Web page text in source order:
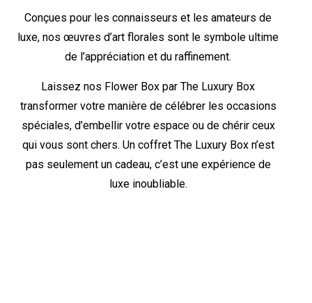
Conçues pour les connaisseurs et les amateurs de
luxe, nos œuvres d’art florales sont le symbole ultime
de l’appréciation et du raffinement.
Laissez nos Flower Box par The Luxury Box
transformer votre manière de célébrer les occasions
spéciales, d’embellir votre espace ou de chérir ceux
qui vous sont chers. Un coffret The Luxury Box n’est
pas seulement un cadeau, c’est une expérience de
luxe inoubliable.